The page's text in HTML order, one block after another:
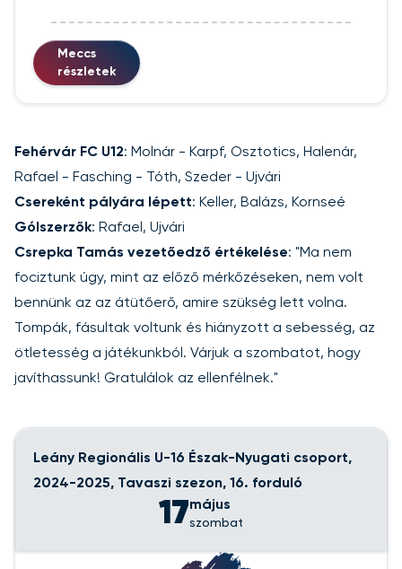
Meccs
részletek
Fehérvár FC U12: Molnár - Karpf, Osztotics, Halenár,
Rafael - Fasching - Tóth, Szeder - Ujvári
Csereként pályára lépett: Keller, Balázs, Kornseé
Gólszerzők: Rafael, Ujvári
Csrepka Tamás vezetőedző értékelése: "Ma nem
fociztunk úgy, mint az előző mérkőzéseken, nem volt
bennünk az az átütőerő, amire szükség lett volna.
Tompák, fásultak voltunk és hiányzott a sebesség, az
ötletesség a játékunkból. Várjuk a szombatot, hogy
javíthassunk! Gratulálok az ellenfélnek."
Leány Regionális U-16 Észak-Nyugati csoport,
2024-2025, Tavaszi szezon, 16. forduló
17május
szombat